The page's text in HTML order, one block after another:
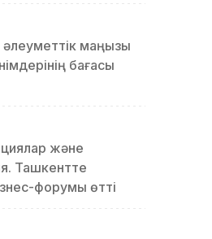
әлеуметтік маңызы
бағасы
және
Ташкентте
форумы өтті